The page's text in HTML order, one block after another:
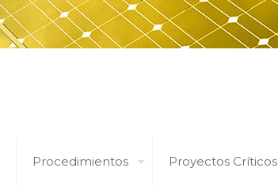
Procedimientos Proyectos Críticos